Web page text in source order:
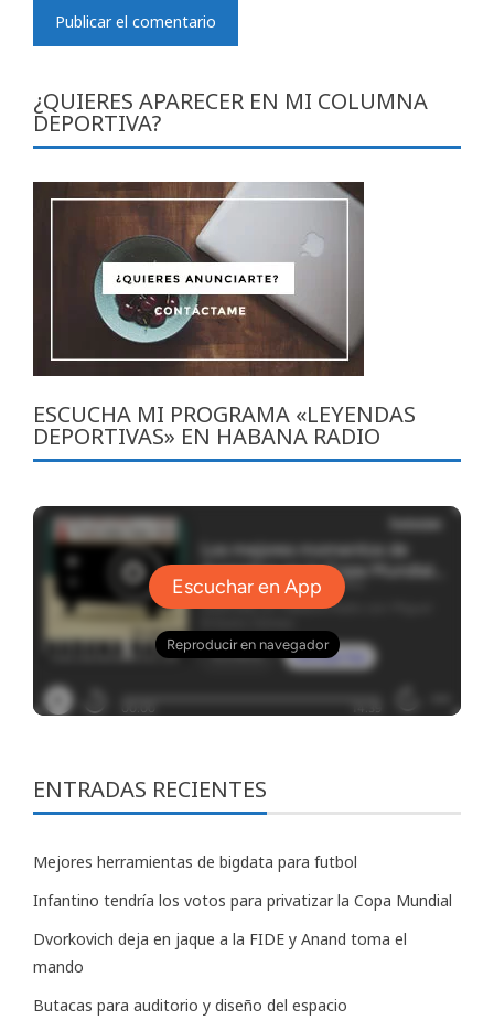
¿QUIERES APARECER EN MI COLUMNA
DEPORTIVA?
ESCUCHA MI PROGRAMA «LEYENDAS
DEPORTIVAS» EN HABANA RADIO
ENTRADAS RECIENTES
Mejores herramientas de bigdata para futbol
Infantino tendría los votos para privatizar la Copa Mundial
Dvorkovich deja en jaque a la FIDE y Anand toma el
mando
Butacas para auditorio y diseño del espacio